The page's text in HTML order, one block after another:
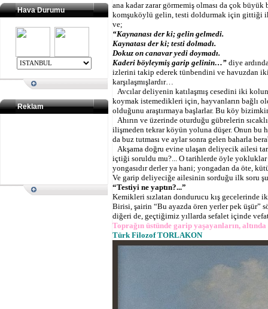
ana kadar zarar görmemiş olması da çok
komşuköylü gelin, testi doldurmak için gittiği
ve;
“Kaynanası der ki; gelin gelmedi.
Kaynatası der ki; testi dolmadı.
Dokuz on canavar yedi doymadı.
Kaderi böyleymiş garip gelinin…” diye
izlerini takip ederek tünbendini ve havuzdan
karşılaşmışlardır…
Avcılar deliyenin katılaşmış cesedini iki
koymak istemedikleri için, hayvanların bağlı
olduğunu araştırmaya başlarlar. Bu köy
Ahırın ve üzerinde oturduğu gübrelerin
ilişmeden tekrar köyün yoluna düşer. Onun bu
da buz tutması ve aylar sonra gelen baharla
Akşama doğru evine ulaşan deliyecik ailesi
içtiği soruldu mu?... O tarihlerde öyle yokluklar
yongasıdır derler ya hani; yongadan da öte,
Ve garip deliyeciğe ailesinin sorduğu ilk soru
“Testiyi ne yaptın?...”
Kemikleri sızlatan dondurucu kış gecelerinde
Birisi, şairin “Bu ayazda ören yerler pek üşür”
diğeri de, geçtiğimiz yıllarda sefalet içinde
Toprağın üstünde garip yaşayanların,
Türk Filozof TORLAKON
Hava Durumu
Reklam